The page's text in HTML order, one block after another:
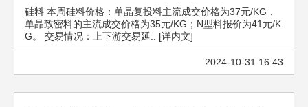
硅料 本周硅料价格：单晶复投料主流成交价格为37元/KG，
单晶致密料的主流成交价格为35元/KG；N型料报价为41元/K
G。 交易情况：上下游交易延.. [详内文]
2024-10-31 16:43